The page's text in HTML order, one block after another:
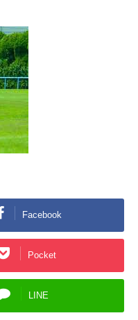
Facebook
Pocket
LINE